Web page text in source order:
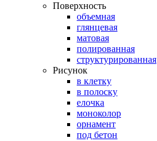
Поверхность
объемная
глянцевая
матовая
полированная
структурированная
Рисунок
в клетку
в полоску
елочка
моноколор
орнамент
под бетон